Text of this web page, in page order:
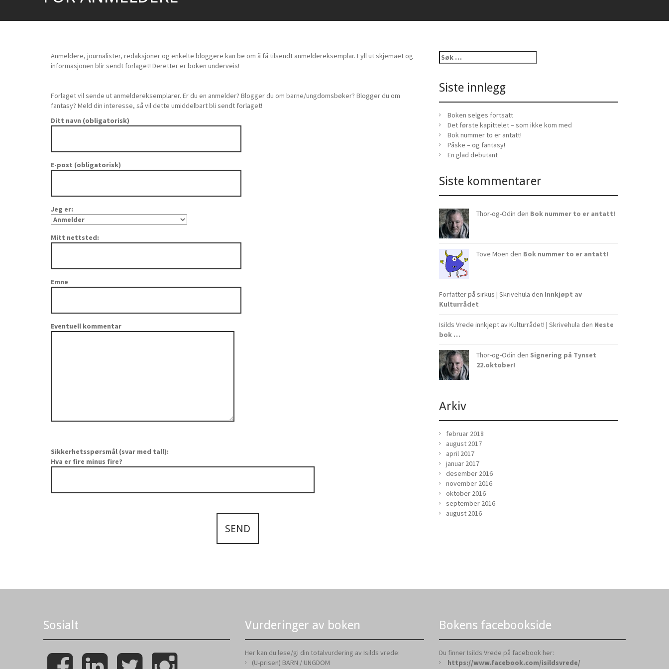
Anmeldere, journalister, redaksjoner og enkelte bloggere kan be om å få tilsendt anmeldereksemplar. Fyll ut skjemaet og
informasjonen blir sendt forlaget! Deretter er boken underveis!
Forlaget vil sende ut anmeldereksemplarer. Er du en anmelder? Blogger du om barne/ungdomsbøker? Blogger du om
fantasy? Meld din interesse, så vil dette umiddelbart bli sendt forlaget!
Ditt navn (obligatorisk)
E-post (obligatorisk)
Jeg er:
Mitt nettsted:
Emne
Eventuell kommentar
Sikkerhetsspørsmål (svar med tall):
Hva er fire minus fire?
S
ø
e
t
e
r
:
Siste innlegg
Boken selges fortsatt
Det første kapittelet – som ikke kom med
Bok nummer to er antatt!
Påske – og fantasy!
En glad debutant
Siste kommentarer
Thor-og-Odin den Bok nummer to er antatt!
Tove Moen den Bok nummer to er antatt!
Forfatter på sirkus | Skrivehula den Innkjøpt av
Kulturrådet
Isilds Vrede innkjøpt av Kulturrådet! | Skrivehula den Neste
bok …
Thor-og-Odin den Signering på Tynset
22.oktober!
Arkiv
februar 2018
august 2017
april 2017
januar 2017
desember 2016
november 2016
oktober 2016
september 2016
august 2016
Sosialt
F
L
T
I
Vurderinger av boken
Her kan du lese/gi din totalvurdering av Isilds vrede:
(U-prisen) BARN / UNGDOM
Bokens facebookside
Du finner Isilds Vrede på facebook her:
https://www.facebook.com/isildsvrede/